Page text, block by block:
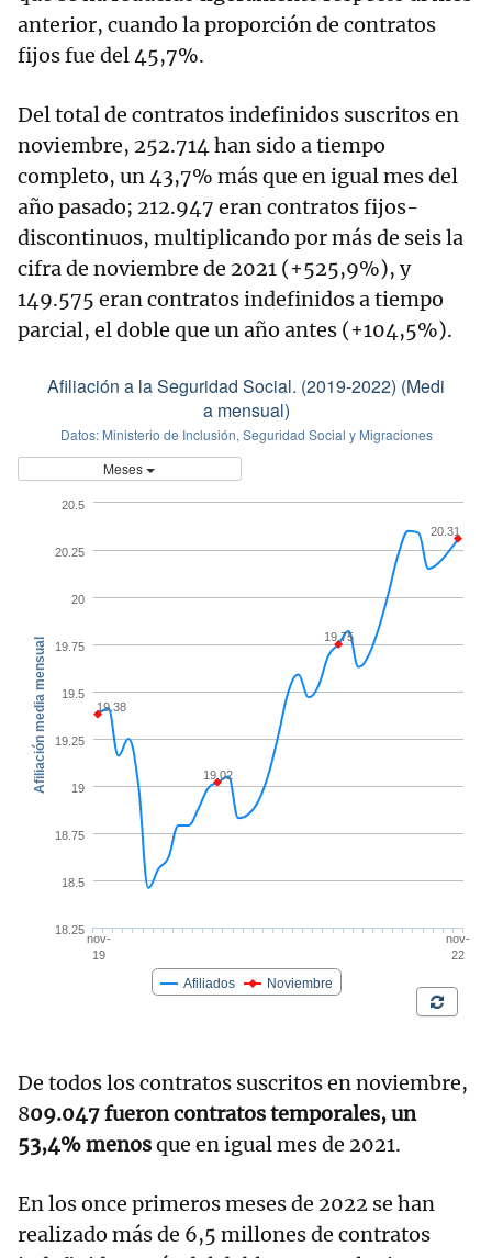
anterior, cuando la proporción de contratos
fijos fue del 45,7%.
Del total de contratos indefinidos suscritos en
noviembre, 252.714 han sido a tiempo
completo, un 43,7% más que en igual mes del
año pasado; 212.947 eran contratos fijos-
discontinuos, multiplicando por más de seis la
cifra de noviembre de 2021 (+525,9%), y
149.575 eran contratos indefinidos a tiempo
parcial, el doble que un año antes (+104,5%).
De todos los contratos suscritos en noviembre,
809.047 fueron contratos temporales, un
53,4% menosque en igual mes de 2021.
En los once primeros meses de 2022 se han
realizado más de 6,5 millones de contratos